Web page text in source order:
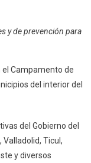
y de prevención para
el Campamento de
del interior del
del Gobierno del
Ticul,
y diversos